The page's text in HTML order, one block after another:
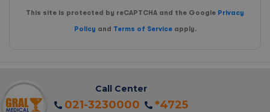
This site is protected by reCAPTCHA and the Google Privacy
Policy and Terms of Serviceapply.
Call Center
021-3230000 *4725